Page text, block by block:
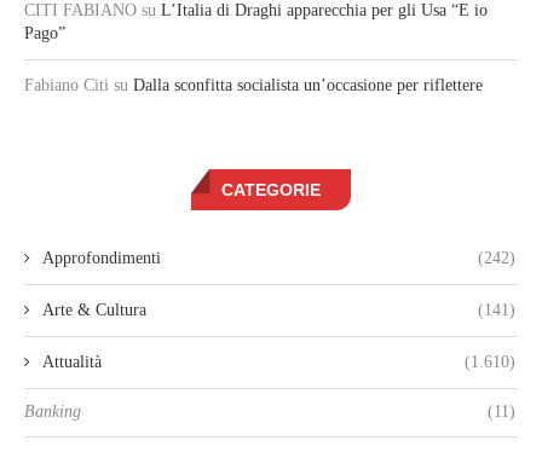
CITI FABIANO su L’Italia di Draghi apparecchia per gli Usa “E io
Pago”
Fabiano Citi su Dalla sconfitta socialista un’occasione per riflettere
CATEGORIE
Approfondimenti (242)
Arte & Cultura (141)
Attualità (1.610)
Banking (11)